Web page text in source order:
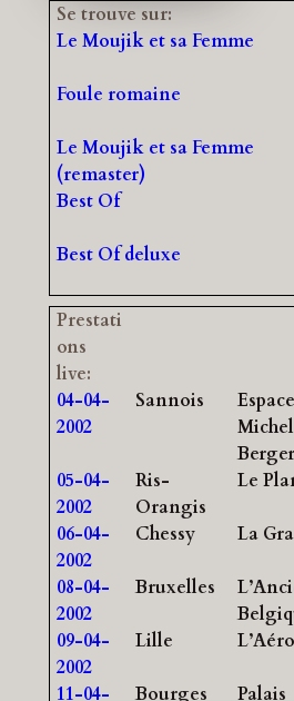
Se trouve sur:
Le Moujik et sa Femme
Foule romaine
Le Moujik et sa Femme
(remaster)
Best Of
Best Of deluxe
Prestati
ons
live:
04-04-
2002
Sannois
Espace
Michel
Berger
05-04-
2002
Ris-
Orangis
Le
06-04-
2002
Chessy La
08-04-
2002
Bruxelles
09-04-
2002
Lille
11-04-
Bourges
Palais